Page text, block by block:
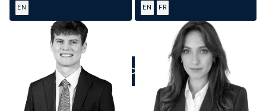
EN EN FR
ZADZWOŃCIE DO NAS